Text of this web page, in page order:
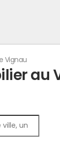
Le Vignau
au